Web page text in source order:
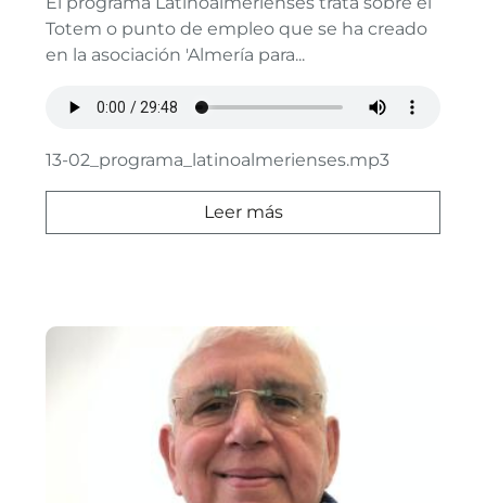
Totem o punto de empleo que se ha creado
en la asociación 'Almería para...
Leer más
13-02_programa_latinoalmerienses.mp3